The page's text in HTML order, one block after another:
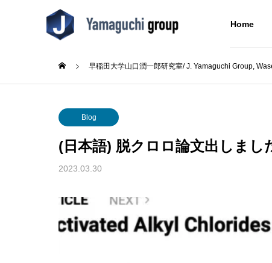
Home
About Us
同窓生
Research
Blog
(日本語) テニス部初の大会出
場！
(日本語)
早稲田大学山口潤一郎研究室/ J. Yamaguchi Group,
Blog
(日本語) 脱クロロ論文出しまし
2023.03.30